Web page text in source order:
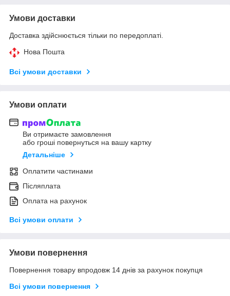
Умови доставки
Доставка здійснюється тільки по передоплаті.
Нова Пошта
Всі умови доставки
Умови оплати
Ви отримаєте замовлення
або гроші повернуться на вашу картку
Детальніше
Оплатити частинами
Післяплата
Оплата на рахунок
Всі умови оплати
Умови повернення
Повернення товару впродовж 14 днів за рахунок покупця
Всі умови повернення